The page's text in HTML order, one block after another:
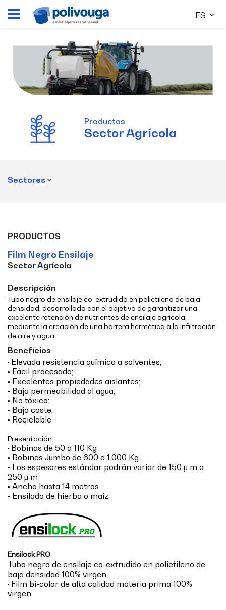
ES
Productos
SectorAgrícola
Sectores
PRODUCTOS
Film Negro Ensilaje
Sector Agrícola
Descripción
Tubo negro de ensilaje co-extrudido en polietileno de baja
densidad, desarrollado con el objetivo de garantizar una
excelente retención de nutrientes de ensilaje agrícola,
mediante la creación de una barrera hermética a la infiltración
de aire y agua.
Benefícios
• Elevada resistencia química a solventes;
• Fácil procesado;
• Excelentes propiedades aislantes;
• Baja permeabilidad al agua;
• No tóxico;
• Bajo coste;
• Reciclable
Presentación:
• Bobinas de 50 a 110 Kg
• Bobinas Jumbo de 600 a 1.000 Kg
• Los espesores estándar podrán variar de 150 μ m a
250 μ m
• Ancho hasta 14 metros
• Ensilado de hierba o maíz
Ensilock PRO
Tubo negro de ensilaje co-extrudido en polietileno de
baja densidad 100% virgen.
• Film bi-color de alta calidad materia prima 100%
virgen.